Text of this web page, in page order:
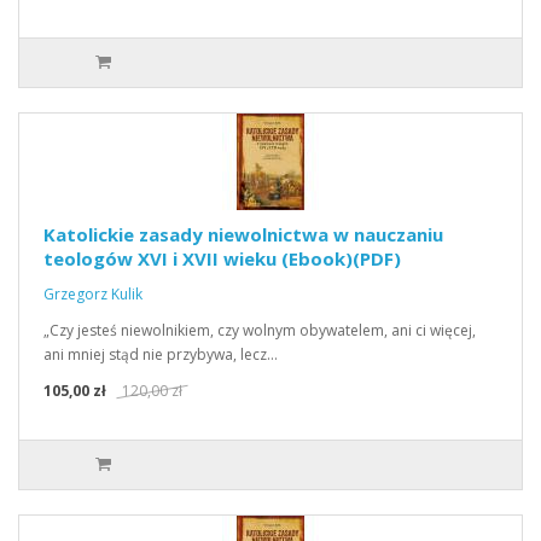
Katolickie zasady niewolnictwa w nauczaniu
teologów XVI i XVII wieku (Ebook)(PDF)
Grzegorz Kulik
„Czy jesteś niewolnikiem, czy wolnym obywatelem, ani ci więcej,
ani mniej stąd nie przybywa, lecz…
105,00 zł
120,00 zł